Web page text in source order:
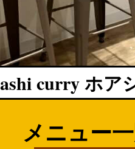
curry ホア
メニュー